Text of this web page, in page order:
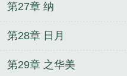
第27章 纳
第28章 日月
第29章 之华美